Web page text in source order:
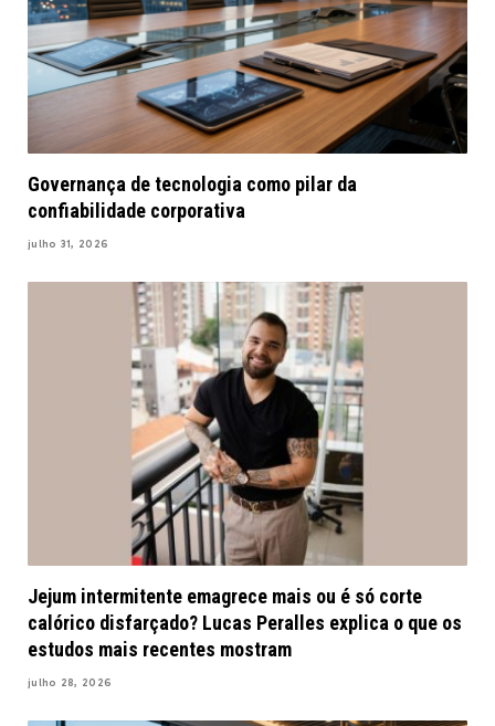
Governança de tecnologia como pilar da
confiabilidade corporativa
julho 31, 2026
Jejum intermitente emagrece mais ou é só corte
calórico disfarçado? Lucas Peralles explica o que os
estudos mais recentes mostram
julho 28, 2026